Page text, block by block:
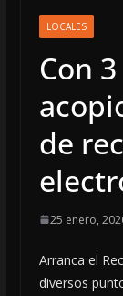
LOCALES
Con
de
25 enero,
Arranca el
diversos